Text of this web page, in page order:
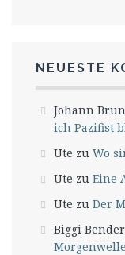
NEUESTE
Johann
ich Pazifist
Ute zu Wo
Ute zu Eine
Ute zu Der
Biggi Bender